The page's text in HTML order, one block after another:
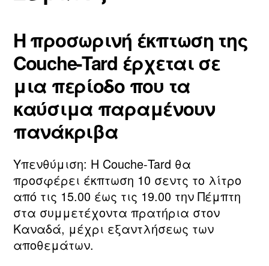
Η προσωρινή έκπτωση της
Couche‑Tard έρχεται σε
μια περίοδο που τα
καύσιμα παραμένουν
πανάκριβα
Υπενθύμιση: Η Couche‑Tard θα
προσφέρει έκπτωση 10 σεντς το λίτρο
από τις 15.00 έως τις 19.00 την Πέμπτη
στα συμμετέχοντα πρατήρια στον
Καναδά, μέχρι εξαντλήσεως των
αποθεμάτων.